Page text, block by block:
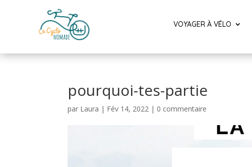
VOYAGER À VÉLO
pourquoi-tes-partie
par Laura | Fév 14, 2022 | 0 commentaire